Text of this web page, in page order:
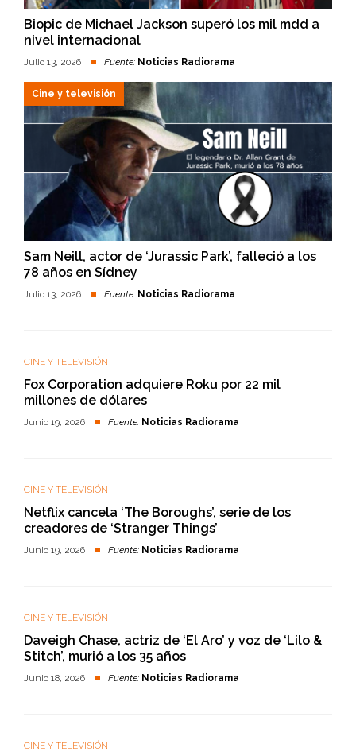
Biopic de Michael Jackson superó los mil mdd a
nivel internacional
Julio 13, 2026 Fuente: Noticias Radiorama
Cine y televisión
Sam Neill, actor de ‘Jurassic Park’, falleció a los
78 años en Sídney
Julio 13, 2026 Fuente: Noticias Radiorama
CINE Y TELEVISIÓN
Fox Corporation adquiere Roku por 22 mil
millones de dólares
Junio 19, 2026 Fuente: Noticias Radiorama
CINE Y TELEVISIÓN
Netflix cancela ‘The Boroughs’, serie de los
creadores de ‘Stranger Things’
Junio 19, 2026 Fuente: Noticias Radiorama
CINE Y TELEVISIÓN
Daveigh Chase, actriz de ‘El Aro’ y voz de ‘Lilo &
Stitch’, murió a los 35 años
Junio 18, 2026 Fuente: Noticias Radiorama
CINE Y TELEVISIÓN